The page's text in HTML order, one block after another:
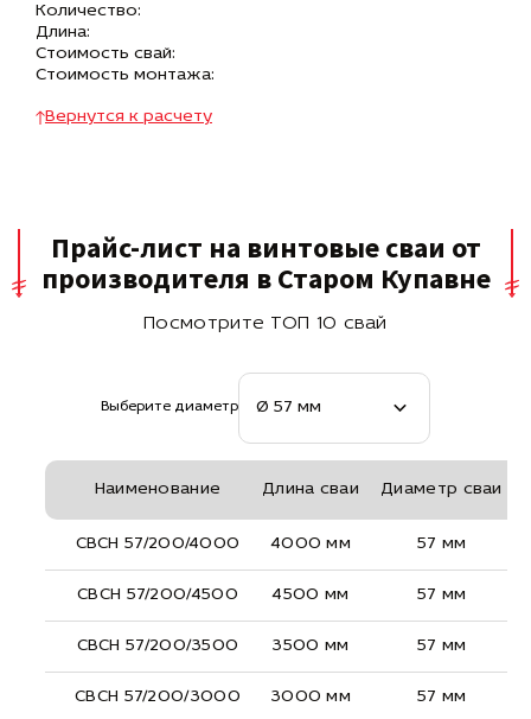
Количество:
Длина:
Стоимость свай:
Стоимость монтажа:
Вернутся к расчету
Прайс-лист на винтовые сваи от
производителя в Старом Купавне
Посмотрите ТОП 10 свай
Выберите диаметр Ø 57 мм
Наименование Длина сваи Диаметр сваи
СВСН 57/200/4000 4000 мм 57 мм
СВСН 57/200/4500 4500 мм 57 мм
СВСН 57/200/3500 3500 мм 57 мм
СВСН 57/200/3000 3000 мм 57 мм